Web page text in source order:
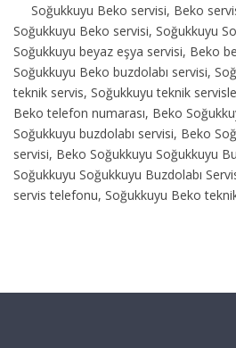
Soğukkuyu Beko servisi, Beko
Soğukkuyu Beko servisi, Soğukkuyu
Soğukkuyu beyaz eşya servisi, Beko
Soğukkuyu Beko buzdolabı servisi,
teknik servis, Soğukkuyu teknik
Beko telefon numarası, Beko
Soğukkuyu buzdolabı servisi, Beko
servisi, Beko Soğukkuyu Soğukkuyu
Soğukkuyu Soğukkuyu Buzdolabı
servis telefonu, Soğukkuyu Beko